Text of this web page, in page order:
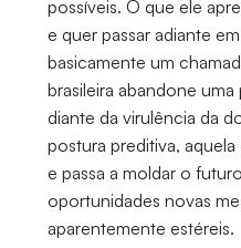
possíveis. O que ele
e quer passar adiante
basicamente um
brasileira abandone
diante da virulência da
postura preditiva,
e passa a moldar o
oportunidades novas
aparentemente estéreis.